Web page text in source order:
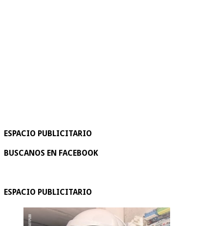
ESPACIO PUBLICITARIO
BUSCANOS EN FACEBOOK
ESPACIO PUBLICITARIO